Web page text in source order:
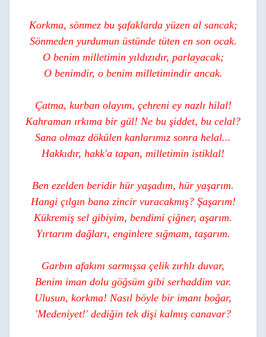
Korkma, sönmez bu şafaklarda yüzen al sancak;
Sönmeden yurdumun üstünde tüten en son ocak.
O benim milletimin yıldızıdır, parlayacak;
O benimdir, o benim milletimindir ancak.
Çatma, kurban olayım, çehreni ey nazlı hilal!
Kahraman ırkıma bir gül! Ne bu şiddet, bu celal?
Sana olmaz dökülen kanlarımız sonra helal...
Hakkıdır, hakk'a tapan, milletimin istiklal!
Ben ezelden beridir hür yaşadım, hür yaşarım.
Hangi çılgın bana zincir vuracakmış? Şaşarım!
Kükremiş sel gibiyim, bendimi çiğner, aşarım.
Yırtarım dağları, enginlere sığmam, taşarım.
Garbın afakını sarmışsa çelik zırhlı duvar,
Benim iman dolu göğsüm gibi serhaddim var.
Ulusun, korkma! Nasıl böyle bir imanı boğar,
'Medeniyet!' dediğin tek dişi kalmış canavar?